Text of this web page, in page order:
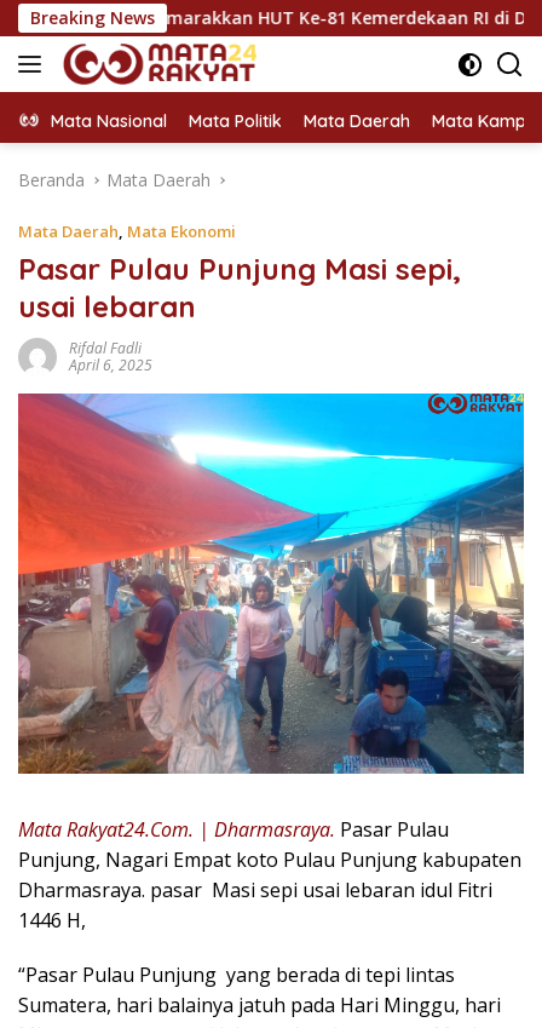
Langsung
ke
konten
Breaking News
Semarakkan HUT Ke-81 Kemerdekaan RI di Dharmasraya
Mata Nasional Mata Politik Mata Daerah Mata
Beranda Mata Daerah
Mata Daerah, Mata Ekonomi
Pasar Pulau Punjung Masi sepi,
usai lebaran
Rifdal Fadli
April 6, 2025
Mata Rakyat24.Com. | Dharmasraya. Pasar Pulau
Punjung, Nagari Empat koto Pulau Punjung kabupaten
Dharmasraya. pasar Masi sepi usai lebaran idul Fitri
1446 H,
“Pasar Pulau Punjung yang berada di tepi lintas
Sumatera, hari balainya jatuh pada Hari Minggu, hari